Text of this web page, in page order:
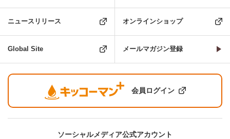
ニュースリリース オンラインショップ
Global Site メールマガジン登録
会員ログイン
ソーシャルメディア公式アカウント